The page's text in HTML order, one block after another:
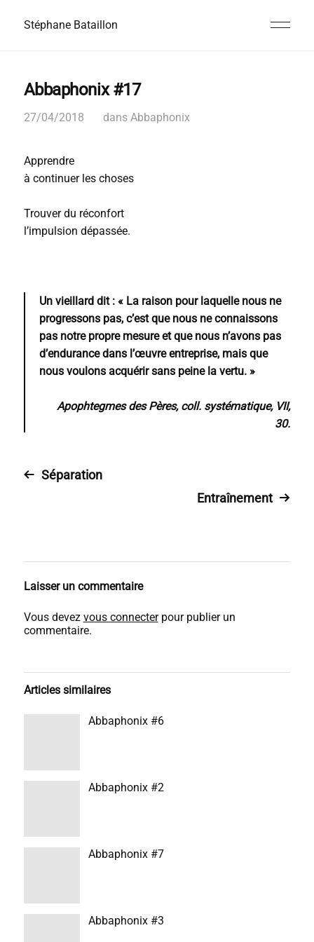
Stéphane Bataillon
Abbaphonix #17
27/04/2018 dans Abbaphonix
Apprendre
à continuer les choses
Trouver du réconfort
l’impulsion dépassée.
Un vieillard dit : « La raison pour laquelle nous ne
progressons pas, c’est que nous ne connaissons
pas notre propre mesure et que nous n’avons pas
d’endurance dans l’œuvre entreprise, mais que
nous voulons acquérir sans peine la vertu. »
Apophtegmes des Pères, coll. systématique, VII,
30.
Séparation
Entraînement
Laisser un commentaire
Vous devez vous connecterpour publier un
commentaire.
Articles similaires
Abbaphonix #6
Abbaphonix #2
Abbaphonix #7
Abbaphonix #3